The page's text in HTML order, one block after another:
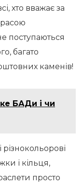
хто вважає за
поступаються
багато
каменів!
БАДи і чи
різнокольорові
і кільця,
просто